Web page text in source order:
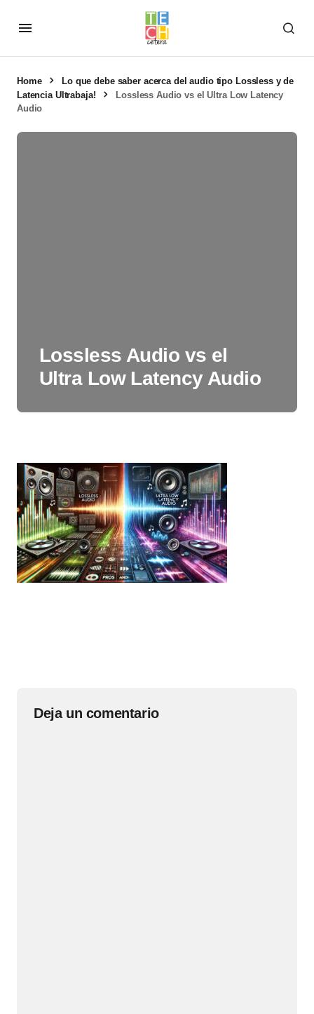
Home
Lo que debe saber acerca del audio tipo Lossless y de
Latencia Ultrabaja!
Lossless Audio vs el Ultra Low Latency
Audio
Lossless Audio vs el
Ultra Low Latency Audio
Deja un comentario